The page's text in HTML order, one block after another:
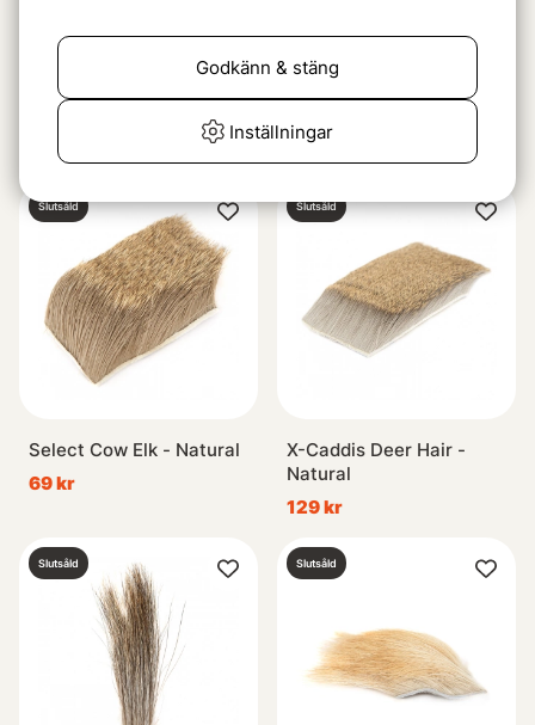
Spinning Deer Hair -
Natural Mule Deer
69 kr
Nature s Spirit Spinning
79 kr
Slutsåld
Select Cow Elk - Natural
69 kr
Slutsåld
X-Caddis Deer Hair -
Natural
129 kr
Slutsåld Slutsåld
Inställningar
Godkänn & stäng